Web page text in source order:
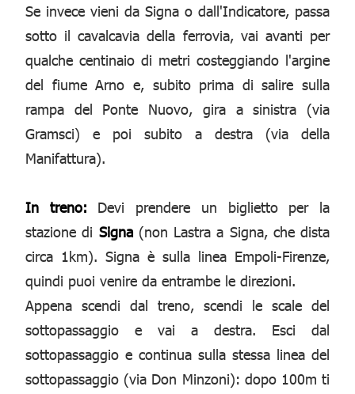
Se invece vieni da Signa o dall'Indicatore, passa
sotto il cavalcavia della ferrovia, vai avanti per
qualche centinaio di metri costeggiando l'argine
del fiume Arno e, subito prima di salire sulla
rampa del Ponte Nuovo, gira a sinistra (via
Gramsci) e poi subito a destra (via della
Manifattura).
In treno: Devi prendere un biglietto per la
stazione di Signa(non Lastra a Signa, che dista
circa 1km). Signa è sulla linea Empoli-Firenze,
quindi puoi venire da entrambe le direzioni.
Appena scendi dal treno, scendi le scale del
sottopassaggio e vai a destra. Esci dal
sottopassaggio e continua sulla stessa linea del
sottopassaggio (via Don Minzoni): dopo 100m ti